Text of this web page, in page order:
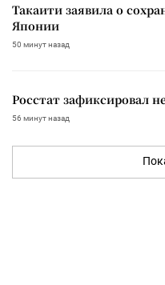
Такаити заявила о
Японии
50 минут назад
Росстат зафиксировал
56 минут назад